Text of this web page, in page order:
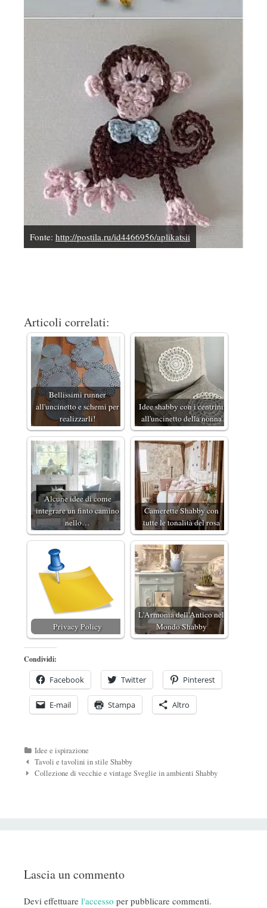
Fonte: http://postila.ru/id4466956/aplikatsii
Articoli correlati:
Bellissimi runner
all'uncinetto e schemi per
realizzarli!
Idee shabby con i centrini
all'uncinetto della nonna
Alcune idee di come
integrare un finto camino
nello…
Camerette Shabby con
tutte le tonalità del rosa
Privacy Policy
L'Armonia dell'Antico nel
Mondo Shabby
Condividi:
Facebook Twitter Pinterest
E-mail Stampa Altro
Categorie
Idee e ispirazione
Navigazione
Post
Tavoli e tavolini in stile Shabby
Collezione di vecchie e vintage Sveglie in ambienti Shabby
Lascia un commento
Devi effettuare l'accesso per pubblicare commenti.